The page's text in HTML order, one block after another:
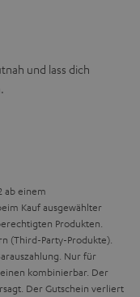
und lass dich
ab einem
Kauf ausgewählter
Produkten.
(Third-Party-Produkte).
Nur für
kombinierbar. Der
Der Gutschein verliert